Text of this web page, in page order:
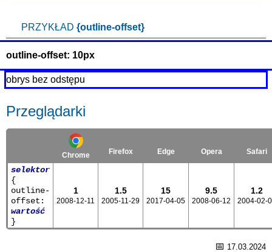
PRZYKŁAD {outline-offset}
outline-offset: 10px
obrys bez odstępu
Przeglądarki
Chrome Firefox Edge Opera Safari
selektor
{
outline-
offset:
wartość
}
1
2008-12-11
1.5
2005-11-29
15
2017-04-05
9.5
2008-06-12
1.2
2004-02-
📅 17.03.2024